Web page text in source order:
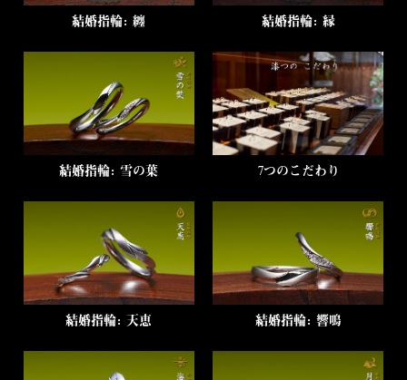
結婚指輪：纏 結婚指輪：縁
結婚指輪：雪の葉 7つのこだわり
結婚指輪：天恵 結婚指輪：響鳴